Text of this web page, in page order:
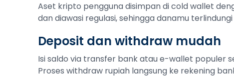
Aset kripto pengguna disimpan di cold wallet
dan diawasi regulasi, sehingga danamu
Deposit dan withdraw mudah
Isi saldo via transfer bank atau e-wallet populer
Proses withdraw rupiah langsung ke rekening